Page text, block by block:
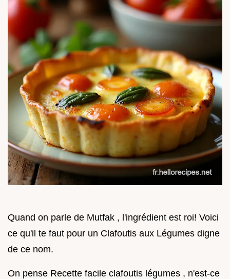
Quand on parle de Mutfak , l'ingrédient est roi! Voici
ce qu'il te faut pour un Clafoutis aux Légumes digne
de ce nom.
On pense Recette facile clafoutis légumes , n'est-ce